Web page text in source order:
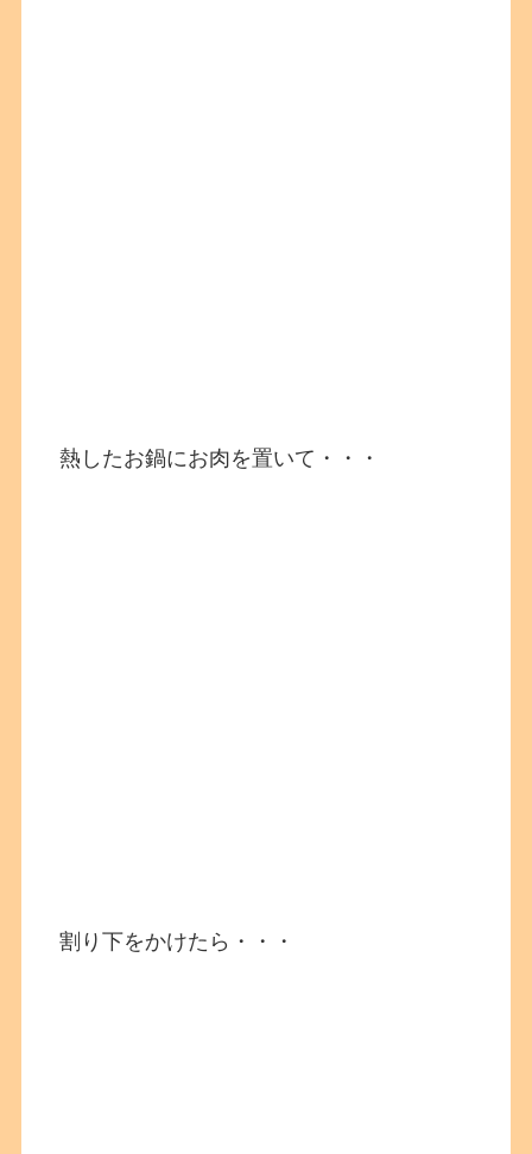
熱したお鍋にお肉を置いて・・・
割り下をかけたら・・・